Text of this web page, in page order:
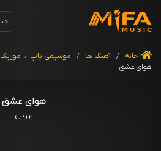
خانه / آهنگ ها / موسیقی پاپ ، موزیک
هوای عشق
هوای عشق
برزین